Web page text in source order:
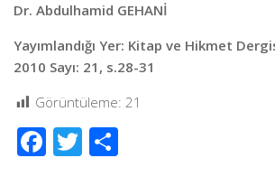
Dr. Abdulhamid GEHANİ
Yayımlandığı Yer: Kitap ve Hikmet
2010 Sayı: 21, s.28-31
Görüntüleme: 21
Facebook
Twitter